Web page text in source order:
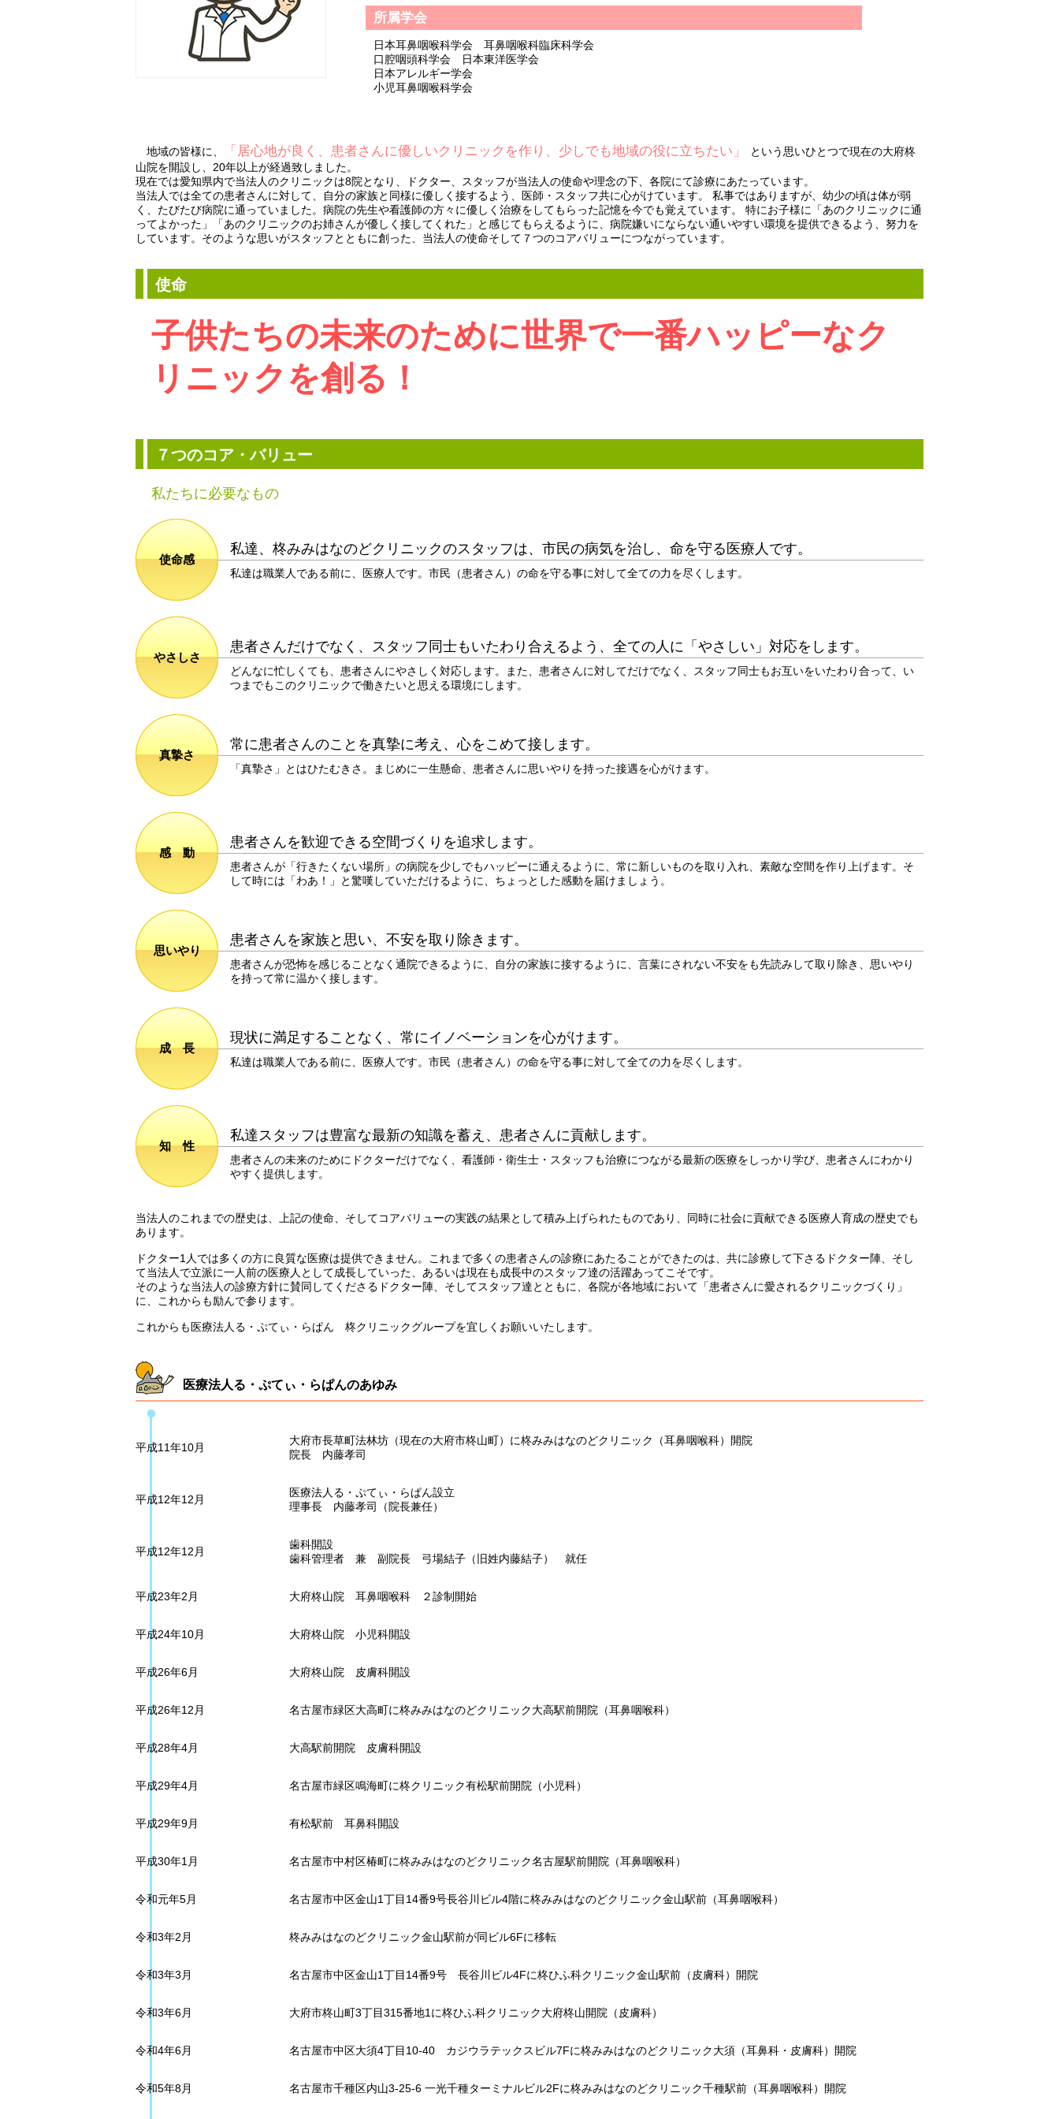
所属学会
日本耳鼻咽喉科学会 耳鼻咽喉科臨床科学会
口腔咽頭科学会 日本東洋医学会
日本アレルギー学会
小児耳鼻咽喉科学会
地域の皆様に、 「居心地が良く、患者さんに優しいクリニックを作り、少しでも地域の役に立ちたい」
という思いひとつで現在の大府柊
山院を開設し、20年以上が経過致しました。
現在では愛知県内で当法人のクリニックは8院となり、ドクター、スタッフが当法人の使命や理念の下、各院にて診療にあたっています。
当法人では全ての患者さんに対して、自分の家族と同様に優しく接するよう、医師・スタッフ共に心がけています。 私事ではありますが、幼少の頃は体が弱
く、たびたび病院に通っていました。病院の先生や看護師の方々に優しく治療をしてもらった記憶を今でも覚えています。 特にお子様に「あのクリニックに通
ってよかった」「あのクリニックのお姉さんが優しく接してくれた」と感じてもらえるように、病院嫌いにならない通いやすい環境を提供できるよう、努力を
しています。そのような思いがスタッフとともに創った、当法人の使命そして７つのコアバリューにつながっています。
使命
子供たちの未来のために世界で一番ハッピーなク
リニックを創る！
７つのコア・バリュー
私たちに必要なもの
使命感
私達、柊みみはなのどクリニックのスタッフは、市民の病気を治し、命を守る医療人です。
私達は職業人である前に、医療人です。市民（患者さん）の命を守る事に対して全ての力を尽くします。
やさしさ
患者さんだけでなく、スタッフ同士もいたわり合えるよう、全ての人に「やさしい」対応をします。
どんなに忙しくても、患者さんにやさしく対応します。また、患者さんに対してだけでなく、スタッフ同士もお互いをいたわり合って、い
つまでもこのクリニックで働きたいと思える環境にします。
真摯さ
常に患者さんのことを真摯に考え、心をこめて接します。
「真摯さ」とはひたむきさ。まじめに一生懸命、患者さんに思いやりを持った接遇を心がけます。
感 動
患者さんを歓迎できる空間づくりを追求します。
患者さんが「行きたくない場所」の病院を少しでもハッピーに通えるように、常に新しいものを取り入れ、素敵な空間を作り上げます。そ
して時には「わあ！」と驚嘆していただけるように、ちょっとした感動を届けましょう。
思いやり
患者さんを家族と思い、不安を取り除きます。
患者さんが恐怖を感じることなく通院できるように、自分の家族に接するように、言葉にされない不安をも先読みして取り除き、思いやり
を持って常に温かく接します。
成 長
現状に満足することなく、常にイノベーションを心がけます。
私達は職業人である前に、医療人です。市民（患者さん）の命を守る事に対して全ての力を尽くします。
知 性
私達スタッフは豊富な最新の知識を蓄え、患者さんに貢献します。
患者さんの未来のためにドクターだけでなく、看護師・衛生士・スタッフも治療につながる最新の医療をしっかり学び、患者さんにわかり
やすく提供します。
当法人のこれまでの歴史は、上記の使命、そしてコアバリューの実践の結果として積み上げられたものであり、同時に社会に貢献できる医療人育成の歴史でも
あります。
ドクター1人では多くの方に良質な医療は提供できません。これまで多くの患者さんの診療にあたることができたのは、共に診療して下さるドクター陣、そし
て当法人で立派に一人前の医療人として成長していった、あるいは現在も成長中のスタッフ達の活躍あってこそです。
そのような当法人の診療方針に賛同してくださるドクター陣、そしてスタッフ達とともに、各院が各地域において「患者さんに愛されるクリニックづくり」
に、これからも励んで参ります。
これからも医療法人る・ぷてぃ・らぱん 柊クリニックグループを宜しくお願いいたします。
医療法人る・ぷてぃ・らぱんのあゆみ
平成11年10月
大府市長草町法林坊（現在の大府市柊山町）に柊みみはなのどクリニック（耳鼻咽喉科）開院
院長 内藤孝司
平成12年12月
医療法人る・ぷてぃ・らぱん設立
理事長 内藤孝司（院長兼任）
平成12年12月
歯科開設
歯科管理者 兼 副院長 弓場結子（旧姓内藤結子） 就任
平成23年2月 大府柊山院 耳鼻咽喉科 ２診制開始
平成24年10月 大府柊山院 小児科開設
平成26年6月 大府柊山院 皮膚科開設
平成26年12月 名古屋市緑区大高町に柊みみはなのどクリニック大高駅前開院（耳鼻咽喉科）
平成28年4月 大高駅前開院 皮膚科開設
平成29年4月 名古屋市緑区鳴海町に柊クリニック有松駅前開院（小児科）
平成29年9月 有松駅前 耳鼻科開設
平成30年1月 名古屋市中村区椿町に柊みみはなのどクリニック名古屋駅前開院（耳鼻咽喉科）
令和元年5月 名古屋市中区金山1丁目14番9号長谷川ビル4階に柊みみはなのどクリニック金山駅前（耳鼻咽喉科）
令和3年2月 柊みみはなのどクリニック金山駅前が同ビル6Fに移転
令和3年3月 名古屋市中区金山1丁目14番9号 長谷川ビル4Fに柊ひふ科クリニック金山駅前（皮膚科）開院
令和3年6月 大府市柊山町3丁目315番地1に柊ひふ科クリニック大府柊山開院（皮膚科）
令和4年6月 名古屋市中区大須4丁目10-40 カジウラテックスビル7Fに柊みみはなのどクリニック大須（耳鼻科・皮膚科）開院
令和5年8月 名古屋市千種区内山3-25-6 一光千種ターミナルビル2Fに柊みみはなのどクリニック千種駅前（耳鼻咽喉科）開院